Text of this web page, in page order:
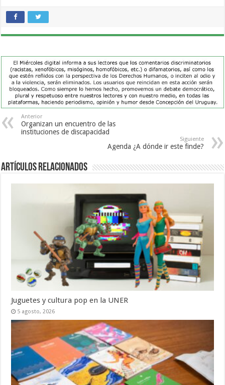
Anterior
Organizan un encuentro de las
instituciones de discapacidad
Siguiente
Agenda ¿A dónde ir este finde?
Artículos Relacionados
Juguetes y cultura pop en la UNER
5 agosto, 2026